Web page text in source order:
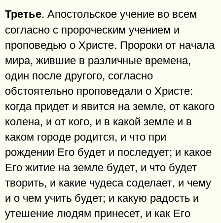
Третье. Апостольское учение во всем
согласно с пророческим учением и
проповедью о Христе. Пророки от начала
мира, жившие в различные времена,
один после другого, согласно
обстоятельно проповедали о Христе:
когда придет и явится на земле, от какого
колена, и от кого, и в какой земле и в
каком городе родится, и что при
рождении Его будет и последует; и какое
Его житие на земле будет, и что будет
творить, и какие чудеса соделает, и чему
и о чем учить будет; и какую радость и
утешение людям принесет, и как Его